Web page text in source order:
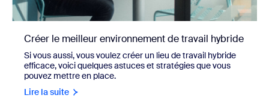
Créer le meilleur environnement de travail hybride
Si vous aussi, vous voulez créer un lieu de travail hybride
efficace, voici quelques astuces et stratégies que vous
pouvez mettre en place.
Lire la suite